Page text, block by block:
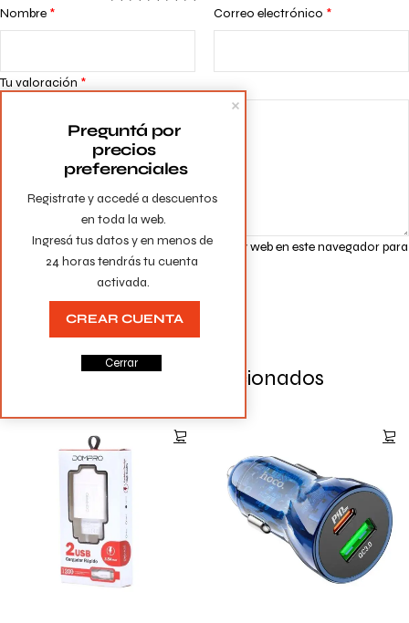
Tu valoración *
Nombre * Correo electrónico *
Guarda mi nombre, correo electrónico y web en este navegador para
la próxima vez que comente.
Productos Relacionados
Registrate y accedé a descuentos
en toda la web.
Ingresá tus datos y en menos de
24 horas tendrás tu cuenta
activada.
Preguntá por
precios
preferenciales
CREAR CUENTA
Cerrar